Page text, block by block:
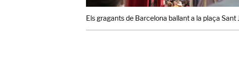
Els gragants de Barcelona ballant a la plaça